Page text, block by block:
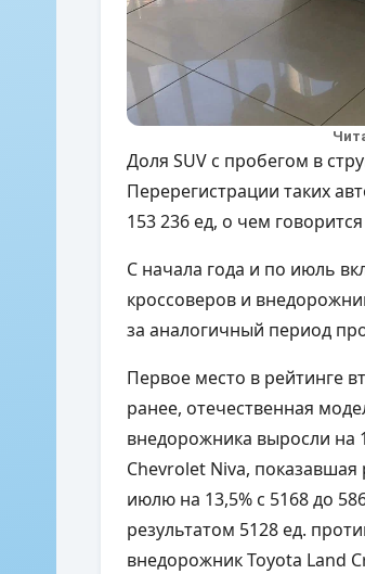
Доля SUV с пробегом в
Перерегистрации таких
153 236 ед, о чем
С начала года и по июль
кроссоверов и
за аналогичный период
Первое место в рейтинге
ранее, отечественная
внедорожника выросли на
Chevrolet Niva,
июлю на 13,5% с 5168 до
результатом 5128 ед.
внедорожник Toyota Land